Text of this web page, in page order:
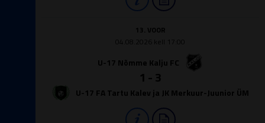
13. VOOR
04.08.2026 kell 17:00
U-17 Nõmme Kalju FC
1 - 3
U-17 FA Tartu Kalev ja JK Merkuur-Juunior ÜM